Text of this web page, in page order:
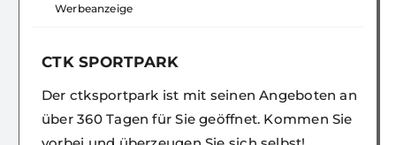
Werbeanzeige
CTK SPORTPARK
Der ctksportpark ist mit seinen Angeboten an
über 360 Tagen für Sie geöffnet. Kommen Sie